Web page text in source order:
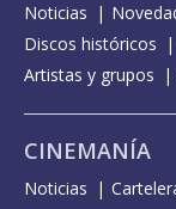
Noticias
Discos históricos
Artistas y grupos
CINEMANÍA
Noticias